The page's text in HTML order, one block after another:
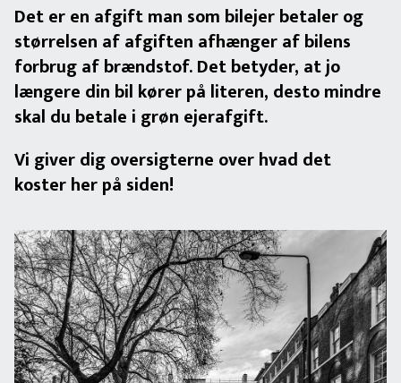
Det er en afgift man som bilejer betaler og
størrelsen af afgiften afhænger af bilens
forbrug af brændstof.Det betyder, at jo
længere din bil kører på literen, desto mindre
skal du betale i grøn ejerafgift.
Vi giver dig oversigterne over hvad det
koster her på siden!